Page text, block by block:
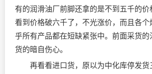
有的润滑油厂前脚还拿的是不到五千的
看到价格破六千了，不光涨价，而且各
乎所有产品都在短缺紧张中。前面采货的
货的暗自伤心。
再看看进口货，原以为中化库停发货